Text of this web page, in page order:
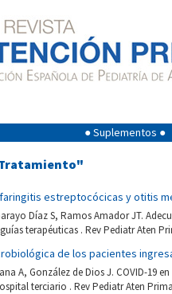
● Suplementos ●
estreptocócicas y otitis
Díaz S, Ramos Amador JT.
terapéuticas . Rev Pediatr Aten
de los pacientes
A, González de Dios J. COVID-19
terciario . Rev Pediatr Aten